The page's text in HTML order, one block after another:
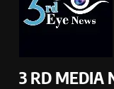
3 RD MEDIA